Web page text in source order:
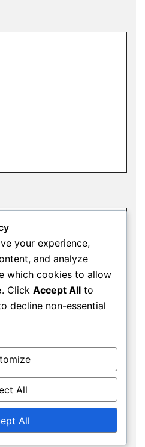
and website in this
I comment.
your experience,
and analyze
which cookies to allow
. Click Accept All to
decline non-essential
All
All